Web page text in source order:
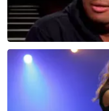
Daniel Arends
reviews